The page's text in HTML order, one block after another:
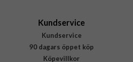
Kundservice
Kundservice
90 dagars öppet köp
Köpevillkor